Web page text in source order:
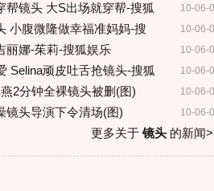
10-06-
帮镜头 大S出场就穿帮-搜狐
10-06-
小腹微隆做幸福准妈妈-搜
10-06-
丽娜-茱莉-搜狐娱乐
10-06-
Selina顽皮吐舌抢镜头-搜狐
10-06-
2分钟全裸镜头被删(图)
10-06-
镜头导演下令清场(图)
更多关于 镜头的新闻